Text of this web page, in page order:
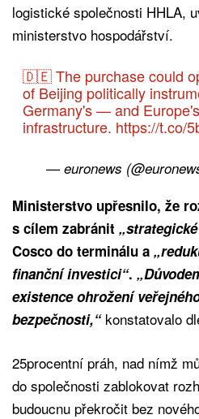
logistické společnosti HHLA,
ministerstvo hospodářství.
🇩🇪 The purchase could
of Beijing politically
Germany's — and
infrastructure. https://t.co/
— euronews
Ministerstvo upřesnilo, že
s cílem zabránit
Cosco do terminálu a
finanční investici“.
existence ohrožení
bezpečnosti,“ konstatovalo
25procentní práh, nad nímž
do společnosti zablokovat
budoucnu překročit bez